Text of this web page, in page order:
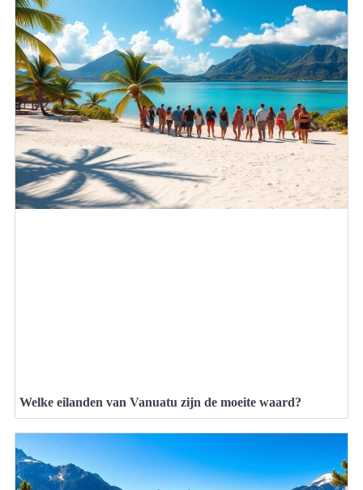
Welke eilanden van Vanuatu zijn de moeite waard?